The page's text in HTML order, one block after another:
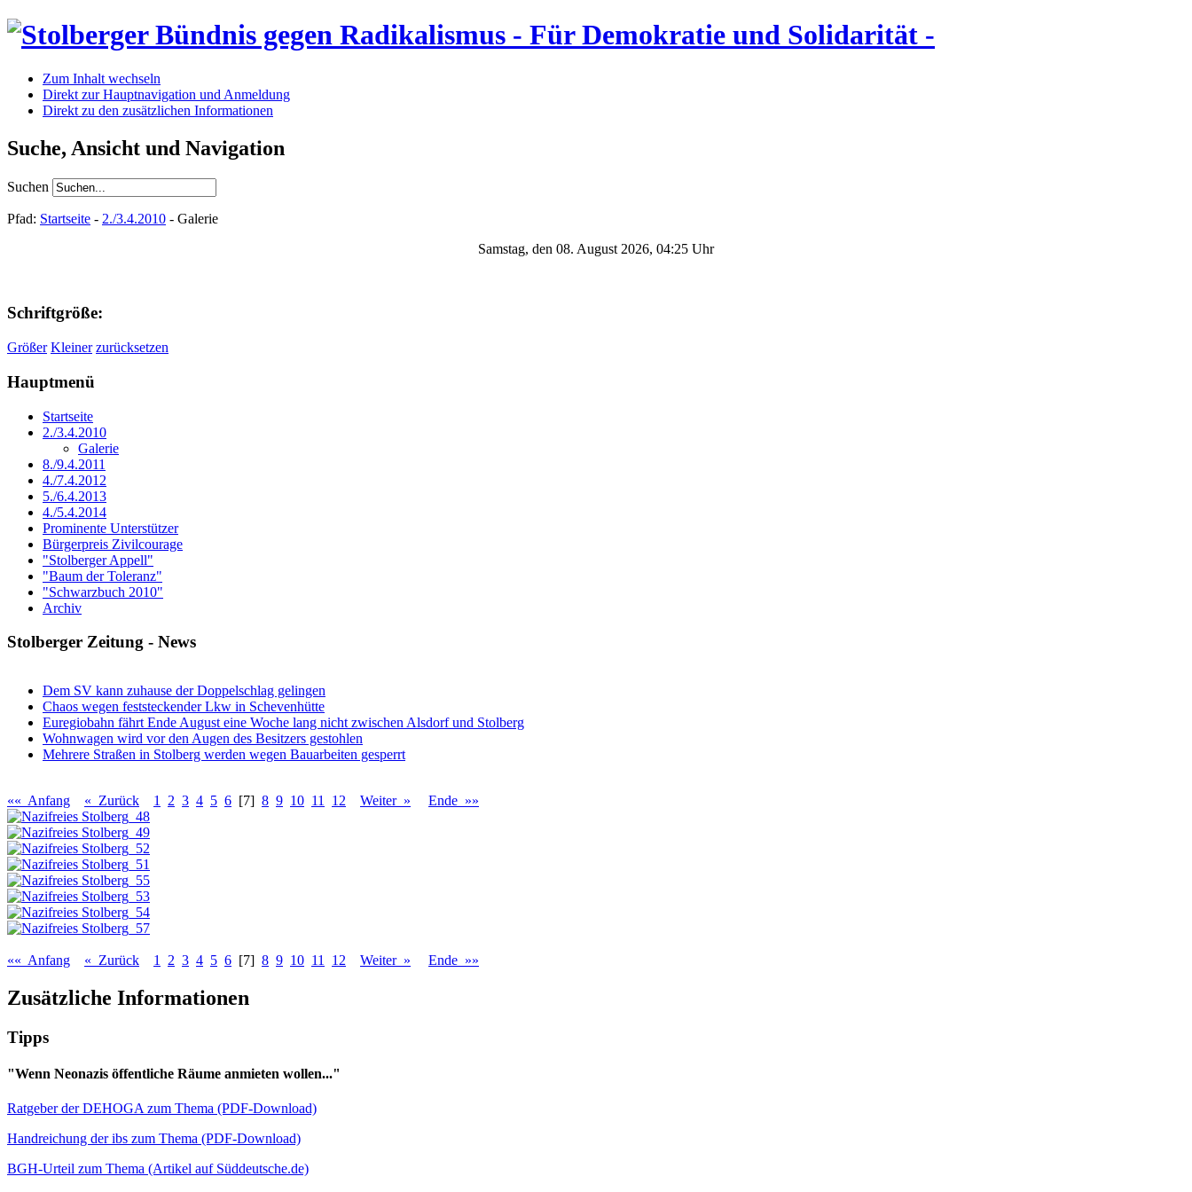
Zum Inhalt wechseln
Direkt zur Hauptnavigation und Anmeldung
Direkt zu den zusätzlichen Informationen
Suche, Ansicht und Navigation
Suchen
Pfad: Startseite - 2./3.4.2010 - Galerie
Samstag, den 08. August 2026, 04:25 Uhr
Schriftgröße:
Größer Kleiner zurücksetzen
Hauptmenü
Startseite
2./3.4.2010
Galerie
8./9.4.2011
4./7.4.2012
5./6.4.2013
4./5.4.2014
Prominente Unterstützer
Bürgerpreis Zivilcourage
"Stolberger Appell"
"Baum der Toleranz"
"Schwarzbuch 2010"
Archiv
Stolberger Zeitung - News
Dem SV kann zuhause der Doppelschlag gelingen
Chaos wegen feststeckender Lkw in Schevenhütte
Euregiobahn fährt Ende August eine Woche lang nicht zwischen Alsdorf und Stolberg
Wohnwagen wird vor den Augen des Besitzers gestohlen
Mehrere Straßen in Stolberg werden wegen Bauarbeiten gesperrt
«« Anfang « Zurück 1 2 3 4 5 6 [7] 8 9 10 11 12 Weiter » Ende »»
«« Anfang « Zurück 1 2 3 4 5 6 [7] 8 9 10 11 12 Weiter » Ende »»
Zusätzliche Informationen
Tipps
"Wenn Neonazis öffentliche Räume anmieten wollen..."
Ratgeber der DEHOGA zum Thema (PDF-Download)
Handreichung der ibs zum Thema (PDF-Download)
BGH-Urteil zum Thema (Artikel auf Süddeutsche.de)